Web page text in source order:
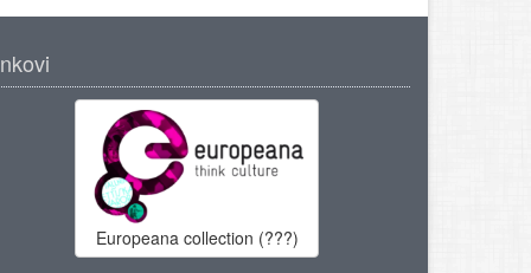
Europeana collection (???)